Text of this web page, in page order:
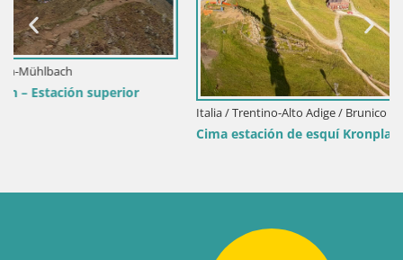
Italia / Trentino-Alto Adige / Brunico
Cima estación de esquí Kronplatz | vista hacia Brunico